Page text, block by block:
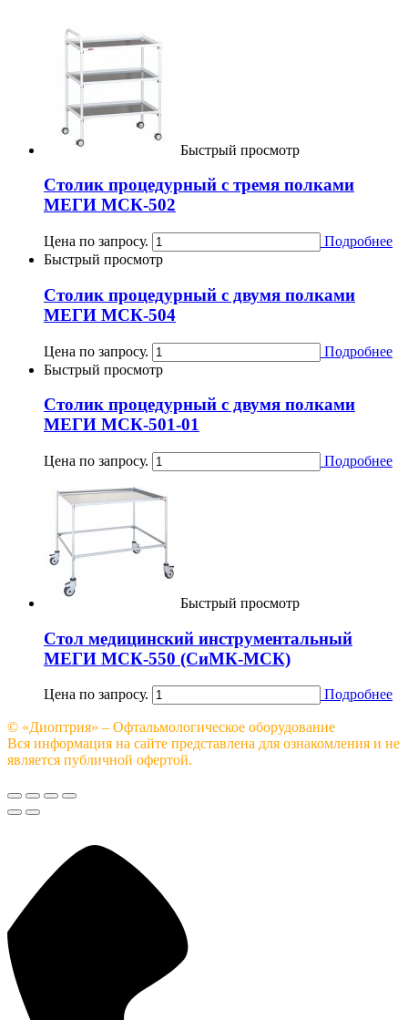
Быстрый просмотр
Столик процедурный с тремя полками
МЕГИ МСК-502
Цена по запросу.
Подробнее
Быстрый просмотр
Столик процедурный с двумя полками
МЕГИ МСК-504
Цена по запросу.
Подробнее
Быстрый просмотр
Столик процедурный с двумя полками
МЕГИ МСК-501-01
Цена по запросу. Подробнее
Быстрый просмотр
Стол медицинский инструментальный
МЕГИ МСК-550 (СиМК-МСК)
Цена по запросу. Подробнее
© «Диоптрия» – Офтальмологическое оборудование
Вся информация на сайте представлена для ознакомления и не
является публичной офертой.